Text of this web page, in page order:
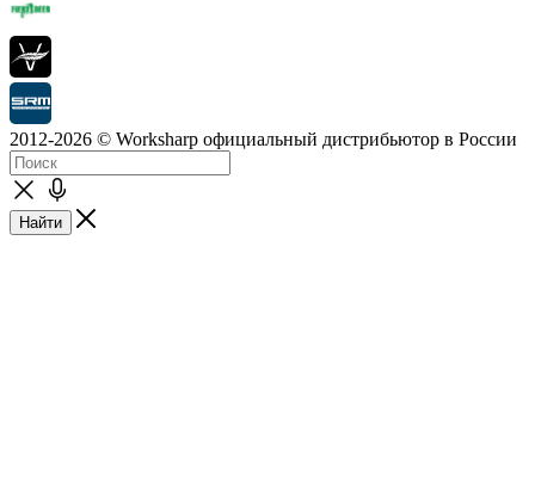
2012-2026 © Worksharp официальный дистрибьютор в России
Найти